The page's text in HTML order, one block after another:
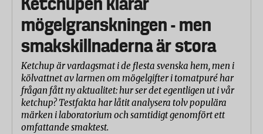
mögelgranskningen - men
smakskillnaderna är stora
Ketchup är vardagsmat i de flesta svenska hem, men i
kölvattnet av larmen om mögelgifter i tomatpuré har
frågan fått ny aktualitet: hur ser det egentligen ut i vår
ketchup? Testfakta har låtit analysera tolv populära
märken i laboratorium och samtidigt genomfört ett
omfattande smaktest.